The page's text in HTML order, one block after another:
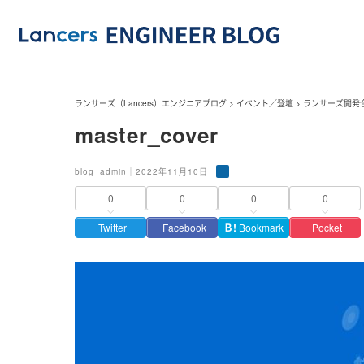
ランサーズ（Lancers）エンジニアブログ > イベント／登壇 > ランサーズ開
master_cover
blog_admin｜2022年11月10日
0
Twitter
0
Facebook
0
Ｂ! Bookmark
0
Pocket